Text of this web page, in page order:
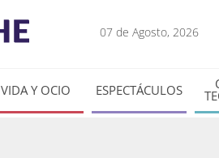
07 de Agosto, 2026
VIDA Y OCIO ESPECTÁCULOS